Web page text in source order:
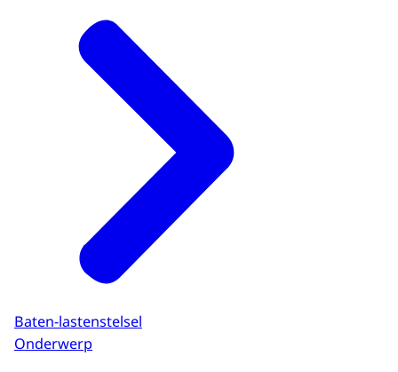
Baten-lastenstelsel
Onderwerp